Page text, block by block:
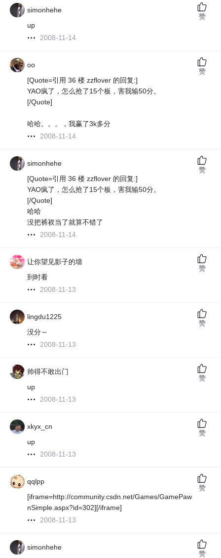
simonhehe
up
2008-11-14
赞
oo
[Quote=引用 36 楼 zzflover 的回复:]
YAO疯了，怎么抢了15个板，害我输50分。
[/Quote]
哈哈。。。，我赢了3k多分
2008-11-14
赞
simonhehe
[Quote=引用 36 楼 zzflover 的回复:]
YAO疯了，怎么抢了15个板，害我输50分。
[/Quote]
哈哈
没把裤衩当了就算不错了
2008-11-14
赞
让你望见影子的墙
到时看
2008-11-13
赞
lingdu1225
没分～
2008-11-13
赞
帅得不敢出门
up
2008-11-13
赞
xkyx_cn
up
2008-11-13
赞
qqlpp
[iframe=http://community.csdn.net/Games/GamePaw
nSimple.aspx?id=302][/iframe]
2008-11-13
赞
simonhehe
赞